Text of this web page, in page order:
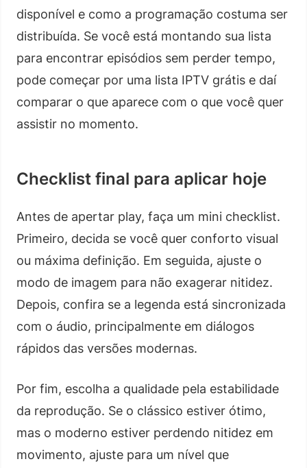
disponível e como a programação costuma ser
distribuída. Se você está montando sua lista
para encontrar episódios sem perder tempo,
pode começar por uma lista IPTV grátis e daí
comparar o que aparece com o que você quer
assistir no momento.
Checklist final para aplicar hoje
Antes de apertar play, faça um mini checklist.
Primeiro, decida se você quer conforto visual
ou máxima definição. Em seguida, ajuste o
modo de imagem para não exagerar nitidez.
Depois, confira se a legenda está sincronizada
com o áudio, principalmente em diálogos
rápidos das versões modernas.
Por fim, escolha a qualidade pela estabilidade
da reprodução. Se o clássico estiver ótimo,
mas o moderno estiver perdendo nitidez em
movimento, ajuste para um nível que